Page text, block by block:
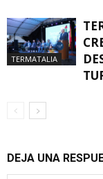
TERMATALIA
DEJA UNA